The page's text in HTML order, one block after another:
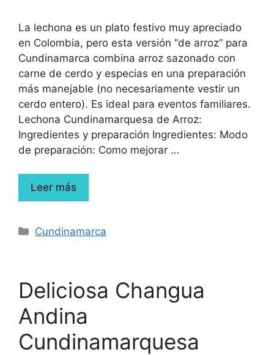
La lechona es un plato festivo muy apreciado
en Colombia, pero esta versión “de arroz” para
Cundinamarca combina arroz sazonado con
carne de cerdo y especias en una preparación
más manejable (no necesariamente vestir un
cerdo entero). Es ideal para eventos familiares.
Lechona Cundinamarquesa de Arroz:
Ingredientes y preparación Ingredientes: Modo
de preparación: Como mejorar …
Leer más
Cundinamarca
Deliciosa Changua
Andina
Cundinamarquesa